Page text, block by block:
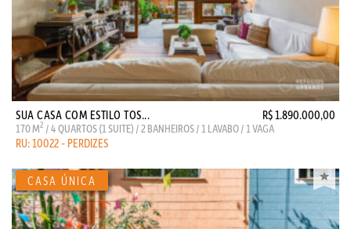
SUA CASA COM ESTILO TOS... R$ 1.890.000,00
170 M2 / 4 QUARTOS (1 SUITE) / 2 BANHEIROS / 1 LAVABO / 1 VAGA
RU: 10022 - PERDIZES